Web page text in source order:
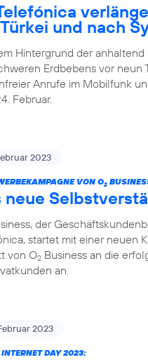
und nach
Hintergrund der
Erdbebens vor neun
Anrufe im Mobilfunk
Februar.
2023
VON O2
neue
der
startet mit einer neuen
von O2 Business an die
an.
2023
DAY 2023: